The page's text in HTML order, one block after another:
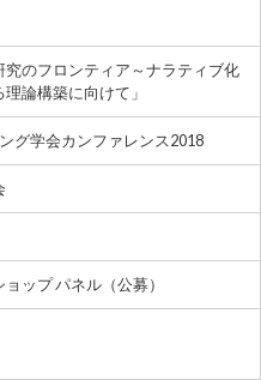
究のフロンティア～ナラティブ化
論構築に向けて」
グ学会カンファレンス2018
ップ パネル（公募）